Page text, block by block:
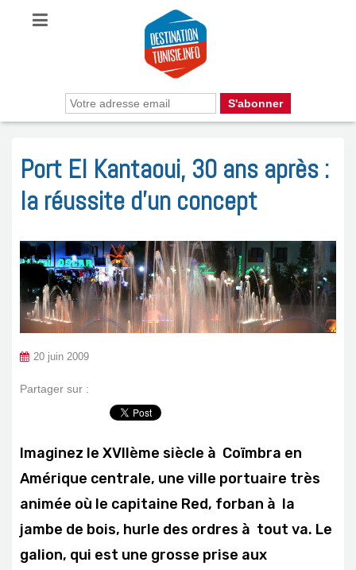
Port El Kantaoui, 30 ans après :
la réussite d’un concept
20 juin 2009
Partager sur :
Imaginez le XVIIème siècle à Coïmbra en
Amérique centrale, une ville portuaire très
animée où le capitaine Red, forban à la
jambe de bois, hurle des ordres à tout va. Le
galion, qui est une grosse prise aux